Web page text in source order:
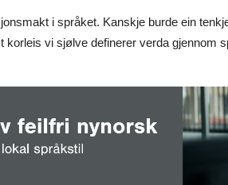
i språket. Kanskje burde ein
korleis vi sjølve definerer verda gjennom